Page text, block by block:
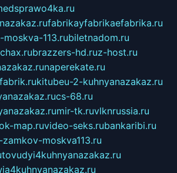
fabrikayfabrikaefabrika.ru
113.rubiletnadom.ru
brazzers-hd.ruz-host.ru
naperekate.ru
kitubeu-2-kuhnyanazakaz.ru
cs-68.ru
mir-tk.ruvlknrussia.ru
map.ruvideo-seks.rubankaribi.ru
moskva113.ru
tovudyi4kuhnyanazakaz.ru